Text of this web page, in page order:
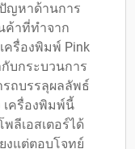
ญหาด้านการ
ค้าที่ทำจาก
ครื่องพิมพ์ Pink
กับกระบวนการ
รถบรรลุผลลัพธ์
เครื่องพิมพ์นี้
ลีเอสเตอร์ได้
งแต่ตอบโจทย์